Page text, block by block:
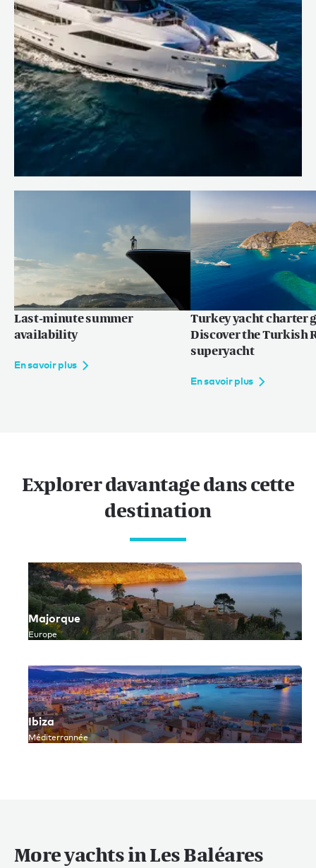
On board AZIZA with Captain
En savoir plus
Last-minute summer
availability
En savoir plus
Turkey yacht charter
Discover the Turkish
superyacht
En savoir plus
Explorer davantage dans cette
destination
Majorque
Europe
Ibiza
Méditerrannée
More yachts in Les Baléares